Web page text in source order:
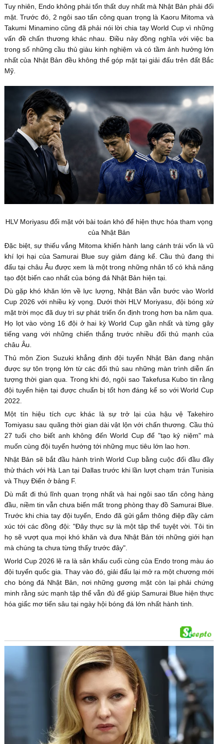
Tuy nhiên, Endo không phải tổn thất duy nhất mà Nhật Bản phải đối
mặt. Trước đó, 2 ngôi sao tấn công quan trọng là Kaoru Mitoma và
Takumi Minamino cũng đã phải nói lời chia tay World Cup vì những
vấn đề chấn thương khác nhau. Điều này đồng nghĩa với việc ba
trong số những cầu thủ giàu kinh nghiệm và có tầm ảnh hưởng lớn
nhất của Nhật Bản đều không thể góp mặt tại giải đấu trên đất Bắc
Mỹ.
HLV Moriyasu đối mặt với bài toán khó để hiện thực hóa tham vọng
của Nhật Bản
Đặc biệt, sự thiếu vắng Mitoma khiến hành lang cánh trái vốn là vũ
khí lợi hại của Samurai Blue suy giảm đáng kể. Cầu thủ đang thi
đấu tại châu Âu được xem là một trong những nhân tố có khả năng
tạo đột biến cao nhất của bóng đá Nhật Bản hiện tại.
Dù gặp khó khăn lớn về lực lượng, Nhật Bản vẫn bước vào World
Cup 2026 với nhiều kỳ vọng. Dưới thời HLV Moriyasu, đội bóng xứ
mặt trời mọc đã duy trì sự phát triển ổn định trong hơn ba năm qua.
Họ lọt vào vòng 16 đội ở hai kỳ World Cup gần nhất và từng gây
tiếng vang với những chiến thắng trước nhiều đối thủ mạnh của
châu Âu.
Thủ môn Zion Suzuki khẳng định đội tuyển Nhật Bản đang nhận
được sự tôn trọng lớn từ các đối thủ sau những màn trình diễn ấn
tượng thời gian qua. Trong khi đó, ngôi sao Takefusa Kubo tin rằng
đội tuyển hiện tại được chuẩn bị tốt hơn đáng kể so với World Cup
2022.
Một tín hiệu tích cực khác là sự trở lại của hậu vệ Takehiro
Tomiyasu sau quãng thời gian dài vật lộn với chấn thương. Cầu thủ
27 tuổi cho biết anh không đến World Cup để "tạo kỷ niệm" mà
muốn cùng đội tuyển hướng tới những mục tiêu lớn lao hơn.
Nhật Bản sẽ bắt đầu hành trình World Cup bằng cuộc đối đầu đầy
thử thách với Hà Lan tại Dallas trước khi lần lượt chạm trán Tunisia
và Thụy Điển ở bảng F.
Dù mất đi thủ lĩnh quan trọng nhất và hai ngôi sao tấn công hàng
đầu, niềm tin vẫn chưa biến mất trong phòng thay đồ Samurai Blue.
Trước khi chia tay đội tuyển, Endo đã gửi gắm thông điệp đầy cảm
xúc tới các đồng đội: "Đây thực sự là một tập thể tuyệt vời. Tôi tin
họ sẽ vượt qua mọi khó khăn và đưa Nhật Bản tới những giới hạn
mà chúng ta chưa từng thấy trước đây".
World Cup 2026 lẽ ra là sân khấu cuối cùng của Endo trong màu áo
đội tuyển quốc gia. Thay vào đó, giải đấu lại mở ra một chương mới
cho bóng đá Nhật Bản, nơi những gương mặt còn lại phải chứng
minh rằng sức mạnh tập thể vẫn đủ để giúp Samurai Blue hiện thực
hóa giấc mơ tiến sâu tại ngày hội bóng đá lớn nhất hành tinh.